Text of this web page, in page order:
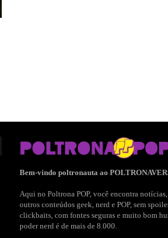
Bem-vindo poltronauta ao
Aqui no Poltrona POP, você encontra
outros conteúdos geek, nerd e POP, sem
clickbaits, com fontes seguras e muito bom
poder nerd é de mais de 8.000.